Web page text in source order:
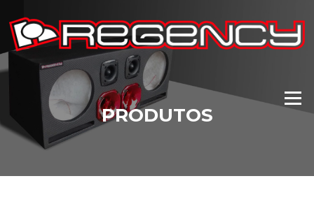
para
conteúdo
Menu
PRODUTOS